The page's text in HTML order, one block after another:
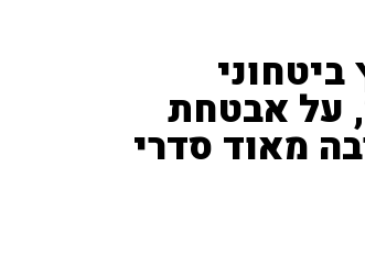
לאולימפיאדות בשנת 1996 ו־2004, על אבטחת
מאוד סדרי